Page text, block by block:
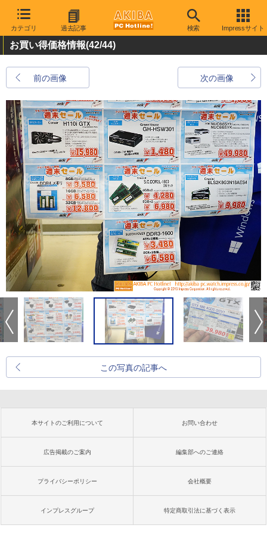
カテゴリ 過去記事 検索 Impressサイト
お買い得価格情報(42/44)
前の画像 次の画像
この写真の記事へ
本サイトのご利用について お問い合わせ
広告掲載のご案内 編集部へのご連絡
プライバシーポリシー 会社概要
インプレスグループ 特定商取引法に基づく表示